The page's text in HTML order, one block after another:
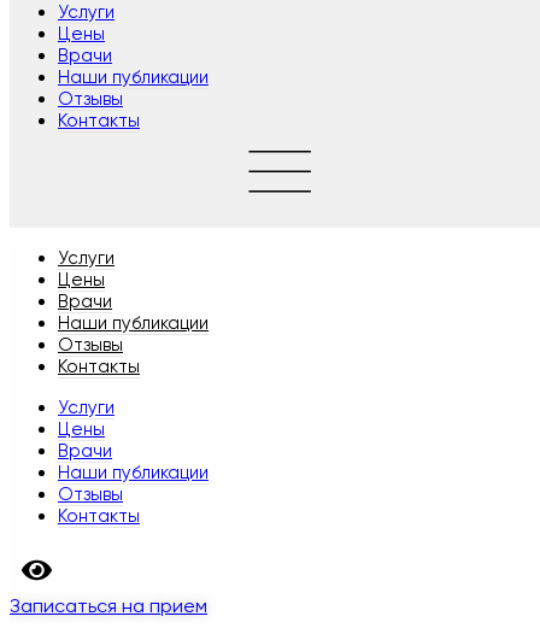
Услуги
Цены
Врачи
Наши публикации
Отзывы
Контакты
Услуги
Цены
Врачи
Наши публикации
Отзывы
Контакты
Услуги
Цены
Врачи
Наши публикации
Отзывы
Контакты
Записаться на прием